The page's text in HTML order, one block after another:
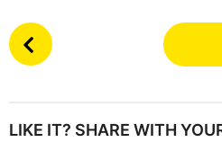
P
o
P
LIKE IT? SHARE WITH